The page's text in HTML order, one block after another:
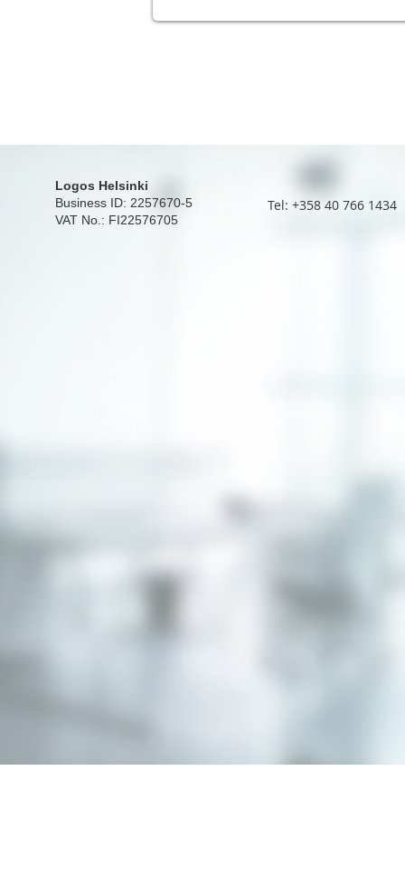
Tel: +358 40 766 1434
Logos Helsinki
Business ID: 2257670-5
VAT No.: FI22576705